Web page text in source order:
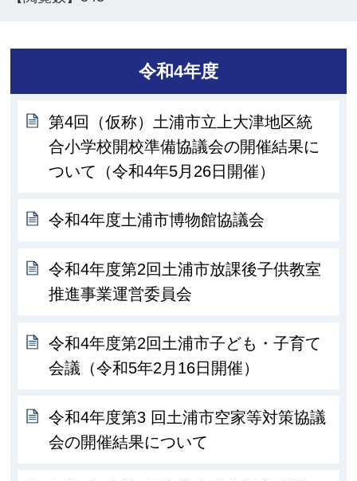
令和4年度
第4回（仮称）土浦市立上大津地区統
合小学校開校準備協議会の開催結果に
ついて（令和4年5月26日開催）
令和4年度土浦市博物館協議会
令和4年度第2回土浦市放課後子供教室
推進事業運営委員会
令和4年度第2回土浦市子ども・子育て
会議（令和5年2月16日開催）
令和4年度第3 回土浦市空家等対策協議
会の開催結果について